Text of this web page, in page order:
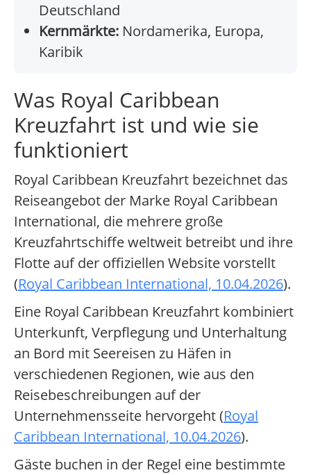
Deutschland
Kernmärkte: Nordamerika, Europa,
Karibik
Was Royal Caribbean
Kreuzfahrt ist und wie sie
funktioniert
Royal Caribbean Kreuzfahrt bezeichnet das
Reiseangebot der Marke Royal Caribbean
International, die mehrere große
Kreuzfahrtschiffe weltweit betreibt und ihre
Flotte auf der offiziellen Website vorstellt
(Royal Caribbean International, 10.04.2026).
Eine Royal Caribbean Kreuzfahrt kombiniert
Unterkunft, Verpflegung und Unterhaltung
an Bord mit Seereisen zu Häfen in
verschiedenen Regionen, wie aus den
Reisebeschreibungen auf der
Unternehmensseite hervorgeht (Royal
Caribbean International, 10.04.2026).
Gäste buchen in der Regel eine bestimmte